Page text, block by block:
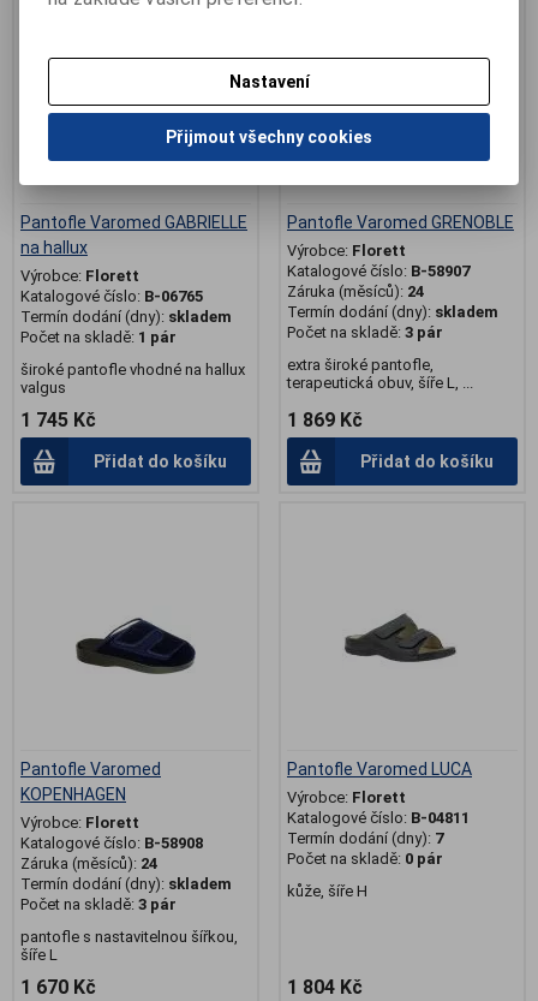
Pantofle Varomed GABRIELLE
na hallux
Výrobce: Florett
Katalogové číslo: B-06765
Termín dodání (dny): skladem
Počet na skladě: 1 pár
široké pantofle vhodné na hallux
valgus
1 745 Kč
Přidat do košíku
Pantofle Varomed GRENOBLE
Výrobce: Florett
Katalogové číslo: B-58907
Záruka (měsíců): 24
Termín dodání (dny): skladem
Počet na skladě: 3 pár
extra široké pantofle,
terapeutická obuv, šíře L, ...
1 869 Kč
Přidat do košíku
Pantofle Varomed
KOPENHAGEN
Výrobce: Florett
Katalogové číslo: B-58908
Záruka (měsíců): 24
Termín dodání (dny): skladem
Počet na skladě: 3 pár
pantofle s nastavitelnou šířkou,
šíře L
1 670 Kč
Pantofle Varomed LUCA
Výrobce: Florett
Katalogové číslo: B-04811
Termín dodání (dny): 7
Počet na skladě: 0 pár
kůže, šíře H
1 804 Kč
Nastavení
Přijmout všechny cookies